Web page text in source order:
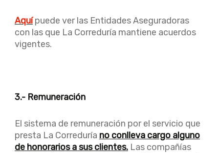
Aquípuede ver las Entidades Aseguradoras
con las que La Correduría mantiene acuerdos
vigentes.
3.- Remuneración
El sistema de remuneración por el servicio que
presta La Correduría no conlleva cargo alguno
de honorarios a sus clientes. Las compañías